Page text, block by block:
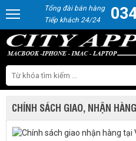
Tổng đài bán hàng
Tiếp khách 24/24
CHÍNH SÁCH GIAO, NHẬN HÀNG